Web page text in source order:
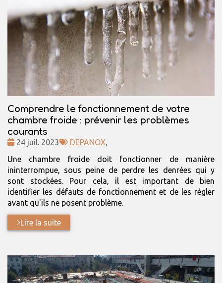
Comprendre le fonctionnement de votre
chambre froide : prévenir les problèmes
courants
Date
24 juil. 2023
Tags
DEPANOX,
Une chambre froide doit fonctionner de manière
ininterrompue, sous peine de perdre les denrées qui y
sont stockées. Pour cela, il est important de bien
identifier les défauts de fonctionnement et de les régler
avant qu'ils ne posent problème.
Lire la suite